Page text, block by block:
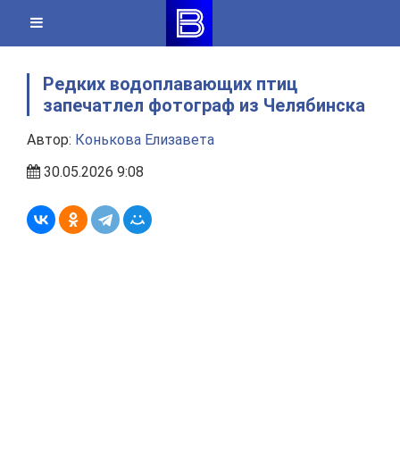
content
Редких водоплавающих птиц
запечатлел фотограф из Челябинска
Автор: Конькова Елизавета
30.05.2026 9:08